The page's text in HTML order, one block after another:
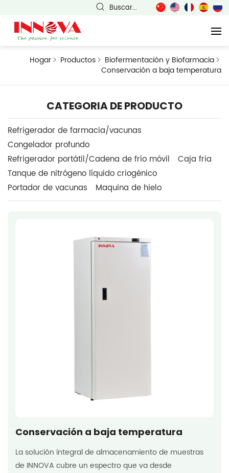
Buscar...
Hogar Productos
Biofermentación y Biofarmacia
Conservación a baja temperatura
CATEGORIA DE PRODUCTO
Refrigerador de farmacia/vacunas
Congelador profundo
Refrigerador portátil/Cadena de frío móvil
Caja fria
Tanque de nitrógeno líquido criogénico
Portador de vacunas
Maquina de hielo
Conservación a baja temperatura
La solución integral de almacenamiento de muestras
de INNOVA cubre un espectro que va desde